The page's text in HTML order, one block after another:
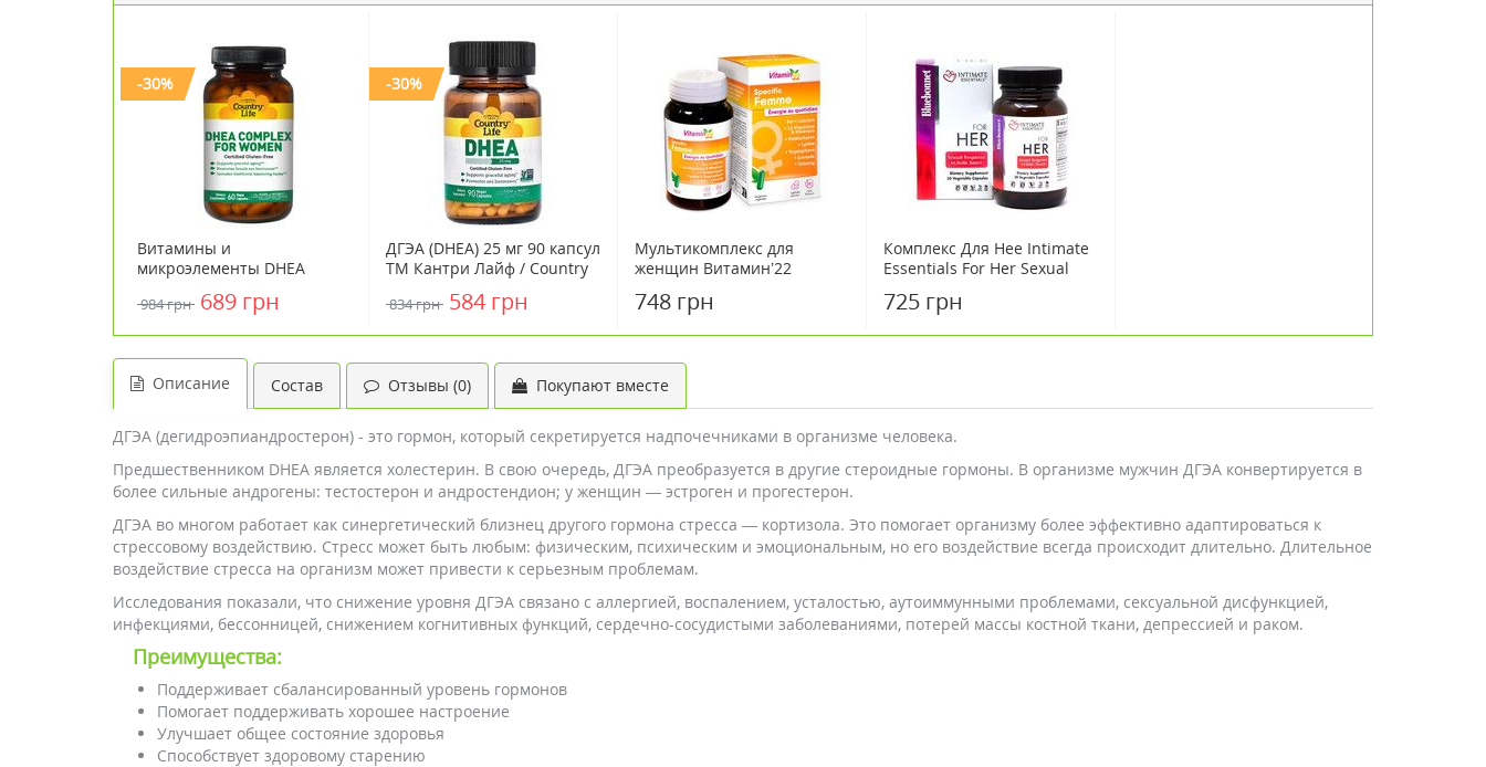
-30%
Витамины и
микроэлементы DHEA
Кантри Лайф / Country Life
984 грн 689 грн
-30%
ДГЭА (DHEA) 25 мг 90 капсул
ТМ Кантри Лайф / Country
834 грн 584 грн
Мультикомплекс для
женщин Витамин’22
748 грн
Комплекс Для Нее Intimate
Essentials For Her Sexual
30 капсул
725 грн
Описание Состав Отзывы (0) Покупают вместе
ДГЭА (дегидроэпиандростерон) - это гормон, который секретируется надпочечниками в организме человека.
Предшественником DHEA является холестерин. В свою очередь, ДГЭА преобразуется в другие стероидные гормоны. В организме мужчин ДГЭА конвертируется в
более сильные андрогены: тестостерон и андростендион; у женщин — эстроген и прогестерон.
ДГЭА во многом работает как синергетический близнец другого гормона стресса — кортизола. Это помогает организму более эффективно адаптироваться к
стрессовому воздействию. Стресс может быть любым: физическим, психическим и эмоциональным, но его воздействие всегда происходит длительно. Длительное
воздействие стресса на организм может привести к серьезным проблемам.
Исследования показали, что снижение уровня ДГЭА связано с аллергией, воспалением, усталостью, аутоиммунными проблемами, сексуальной дисфункцией,
инфекциями, бессонницей, снижением когнитивных функций, сердечно-сосудистыми заболеваниями, потерей массы костной ткани, депрессией и раком.
Преимущества:
Поддерживает сбалансированный уровень гормонов
Помогает поддерживать хорошее настроение
Улучшает общее состояние здоровья
Способствует здоровому старению